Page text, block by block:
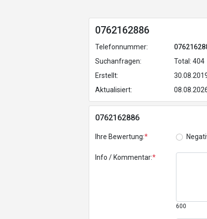
0762162886
Telefonnummer:
Suchanfragen:
Total: 404
Erstellt:
Aktualisiert:
0762162886
Ihre Bewertung:*
Info / Kommentar:*
600